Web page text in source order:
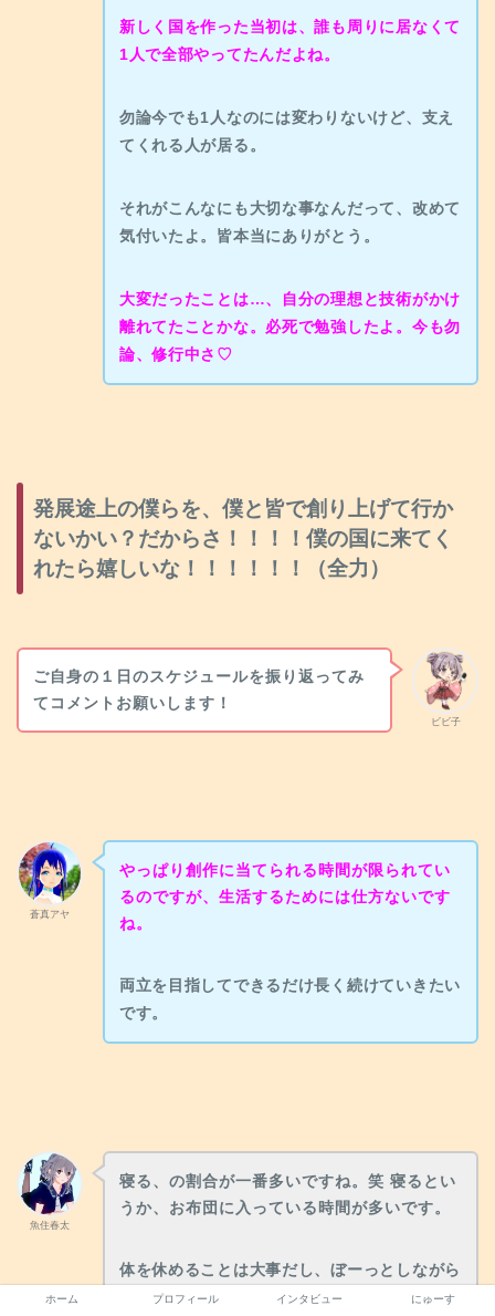
新しく国を作った当初は、誰も周りに居なくて
1人で全部やってたんだよね。
勿論今でも1人なのには変わりないけど、支え
てくれる人が居る。
それがこんなにも大切な事なんだって、改めて
気付いたよ。皆本当にありがとう。
大変だったことは…、自分の理想と技術がかけ
離れてたことかな。必死で勉強したよ。今も勿
論、修行中さ♡
発展途上の僕らを、僕と皆で創り上げて行か
ないかい？だからさ！！！！僕の国に来てく
れたら嬉しいな！！！！！！（全力）
ビビ子
ご自身の１日のスケジュールを振り返ってみ
てコメントお願いします！
蒼真アヤ
やっぱり創作に当てられる時間が限られてい
るのですが、生活するためには仕方ないです
ね。
両立を目指してできるだけ長く続けていきたい
です。
魚住春太
寝る、の割合が一番多いですね。笑 寝るとい
うか、お布団に入っている時間が多いです。
体を休めることは大事だし、ぼーっとしながら
次の動画何にしようかな、なんて考える時間が
ホーム プロフィール インタビュー にゅーす